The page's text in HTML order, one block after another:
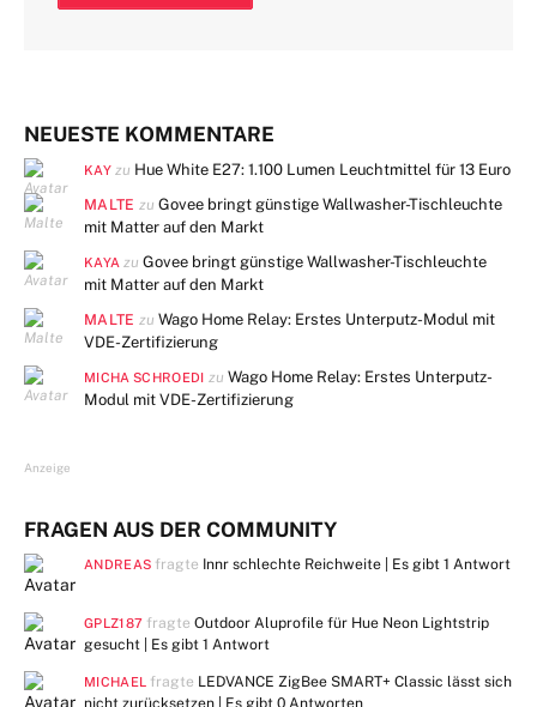
NEUESTE KOMMENTARE
KAY zu Hue White E27: 1.100 Lumen Leuchtmittel für 13 Euro
MALTE zu Govee bringt günstige Wallwasher-Tischleuchte
mit Matter auf den Markt
KAYA zuGovee bringt günstige Wallwasher-Tischleuchte
mit Matter auf den Markt
MALTE zu Wago Home Relay: Erstes Unterputz-Modul mit
VDE-Zertifizierung
MICHA SCHROEDI zu Wago Home Relay: Erstes Unterputz-
Modul mit VDE-Zertifizierung
Anzeige
FRAGEN AUS DER COMMUNITY
ANDREAS fragte Innr schlechte Reichweite | Es gibt1 Antwort
GPLZ187 fragteOutdoor Aluprofile für Hue Neon Lightstrip
gesucht | Es gibt 1 Antwort
MICHAEL fragte LEDVANCE ZigBee SMART+ Classic lässt sich
nicht zurücksetzen | Es gibt 0 Antworten